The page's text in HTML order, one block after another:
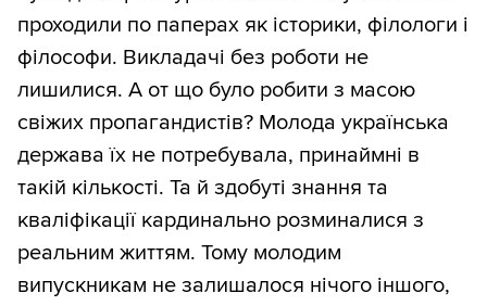
проходили по паперах як історики, філологи і
філософи. Викладачі без роботи не
лишилися. А от що було робити з масою
свіжих пропагандистів? Молода українська
держава їх не потребувала, принаймні в
такій кількості. Та й здобуті знання та
кваліфікації кардинально розминалися з
реальним життям. Тому молодим
випускникам не залишалося нічого іншого,